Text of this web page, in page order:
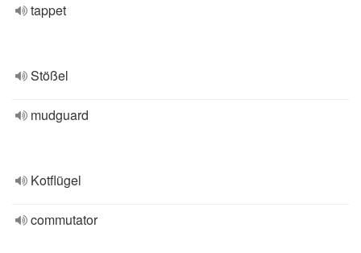
tappet
Stößel
mudguard
Kotflügel
commutator